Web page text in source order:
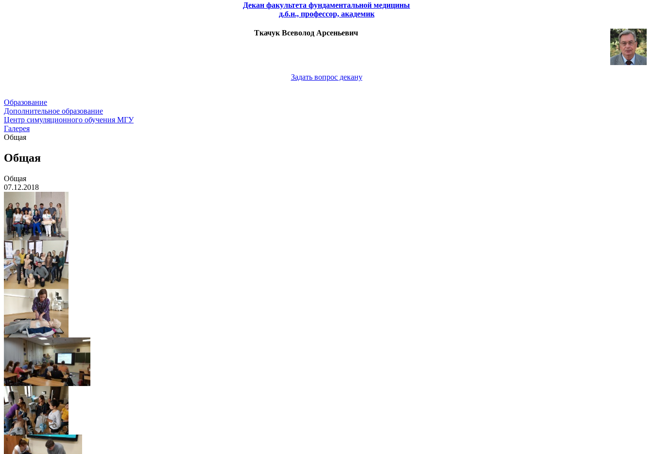
Декан факультета фундаментальной медицины
д.б.н., профессор, академик
Ткачук Всеволод Арсеньевич
Задать вопрос декану
Образование
Дополнительное образование
Центр симуляционного обучения МГУ
Галерея
Общая
Общая
Общая
07.12.2018